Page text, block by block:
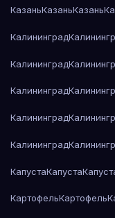
КазаньКазаньКазань
Калининград
Калининград
Калининград
Калининград
Калининград
КапустаКапуста
КартофельКартофель